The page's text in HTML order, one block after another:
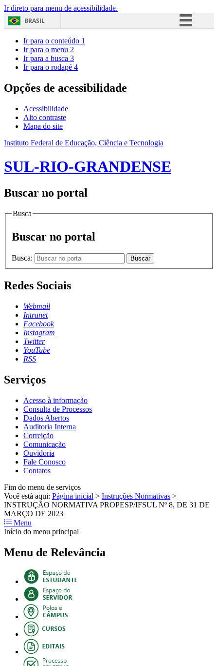
Ir direto para menu de acessibilidade.
BRASIL
Acesso à informação
Ir para o conteúdo 1
Ir para o menu 2
Ir para a busca 3
Ir para o rodapé 4
Opções de acessibilidade
Acessibilidade
Alto contraste
Mapa do site
Instituto Federal de Educação, Ciência e Tecnologia
SUL-RIO-GRANDENSE
Buscar no portal
Busca
Buscar no portal
Busca: Buscar
Redes Sociais
Webmail
Intranet
Facebook
Instagram
Twitter
YouTube
RSS
Serviços
Acesso à informação
Consulta de Processos
Dados Abertos
Auditoria Interna
Correição
Comunicação
Ouvidoria
Fale Conosco
Contatos
Fim do menu de serviços
Você está aqui: Página inicial > Instruções Normativas >
INSTRUÇÃO NORMATIVA PROPESP/IFSUL Nº 8, DE 31 DE
MARÇO DE 2023
Menu
Início do menu principal
Menu de Relevância